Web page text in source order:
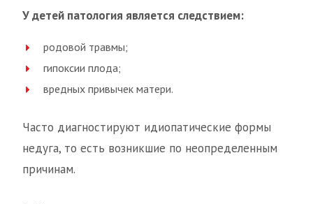
У детей патология является следствием:
родовой травмы;
гипоксии плода;
вредных привычек матери.
Часто диагностируют идиопатические формы
недуга, то есть возникшие по неопределенным
причинам.